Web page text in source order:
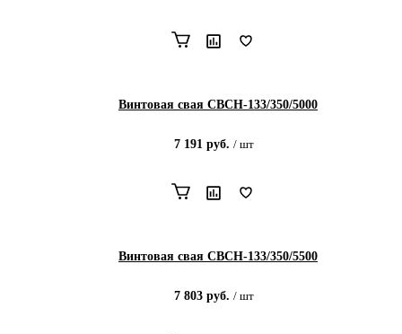
Винтовая свая СВСН-133/350/5000
7 191 руб. / шт
Винтовая свая СВСН-133/350/5500
7 803руб. / шт